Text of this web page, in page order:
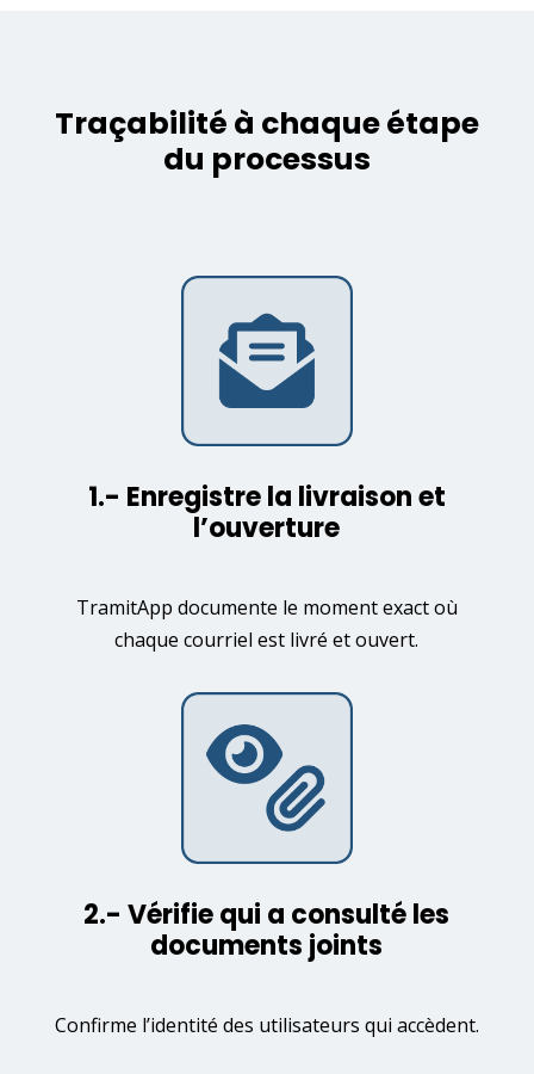
Traçabilité à chaque étape
du processus
1.- Enregistre la livraison et
l’ouverture
TramitApp documente le moment exact où
chaque courriel est livré et ouvert.
2.- Vérifie qui a consulté les
documents joints
Confirme l’identité des utilisateurs qui accèdent.